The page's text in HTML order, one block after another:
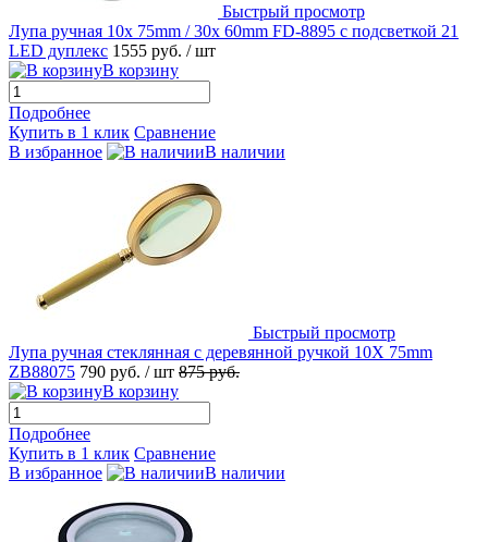
Быстрый просмотр
Лупа ручная 10x 75mm / 30x 60mm FD-8895 с подсветкой 21
LED дуплекс 1555 руб. / шт
В корзину
Подробнее
Купить в 1 клик Сравнение
В избранное
В наличии
Быстрый просмотр
Лупа ручная стеклянная с деревянной ручкой 10X 75mm
ZB88075 790 руб. / шт 875 руб.
В корзину
Подробнее
Купить в 1 клик Сравнение
В избранное
В наличии